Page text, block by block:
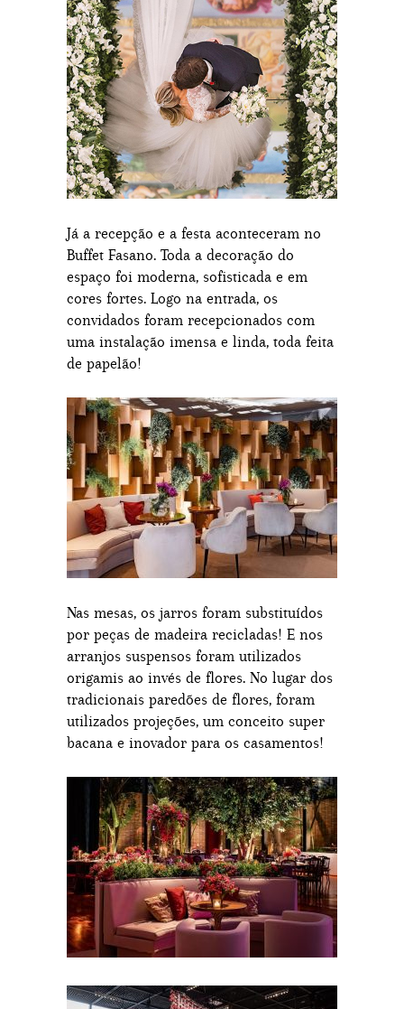
Já a recepção e a festa aconteceram no
Buffet Fasano. Toda a decoração do
espaço foi moderna, sofisticada e em
cores fortes. Logo na entrada, os
convidados foram recepcionados com
uma instalação imensa e linda, toda feita
de papelão!
Nas mesas, os jarros foram substituídos
por peças de madeira recicladas! E nos
arranjos suspensos foram utilizados
origamis ao invés de flores. No lugar dos
tradicionais paredões de flores, foram
utilizados projeções, um conceito super
bacana e inovador para os casamentos!